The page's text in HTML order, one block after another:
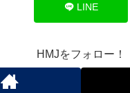
LINE
HMJをフォロー！